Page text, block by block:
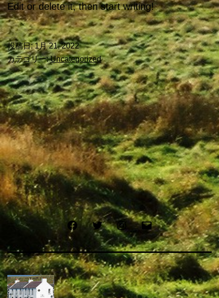
Edit or delete it, then start writing!
投稿日:1月 21, 2022
カテゴリー:Uncategorized
Facebook
Twitter Instagram
メ
ー
ル